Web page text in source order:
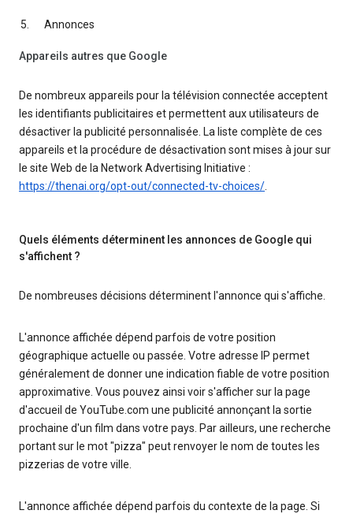
Annonces
Appareils autres que Google
De nombreux appareils pour la télévision connectée acceptent
les identifiants publicitaires et permettent aux utilisateurs de
désactiver la publicité personnalisée. La liste complète de ces
appareils et la procédure de désactivation sont mises à jour sur
le site Web de la Network Advertising Initiative :
https://thenai.org/opt-out/connected-tv-choices/.
Quels éléments déterminent les annonces de Google qui
s'affichent ?
De nombreuses décisions déterminent l'annonce qui s'affiche.
L'annonce affichée dépend parfois de votre position
géographique actuelle ou passée. Votre adresse IP permet
généralement de donner une indication fiable de votre position
approximative. Vous pouvez ainsi voir s'afficher sur la page
d'accueil de YouTube.com une publicité annonçant la sortie
prochaine d'un film dans votre pays. Par ailleurs, une recherche
portant sur le mot "pizza" peut renvoyer le nom de toutes les
pizzerias de votre ville.
L'annonce affichée dépend parfois du contexte de la page. Si